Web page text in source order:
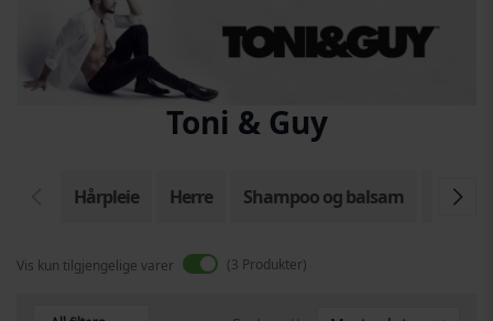
Toni & Guy
Hårpleie Herre Shampoo og balsam Hår
Vis kun tilgjengelige varer 3 Produkter